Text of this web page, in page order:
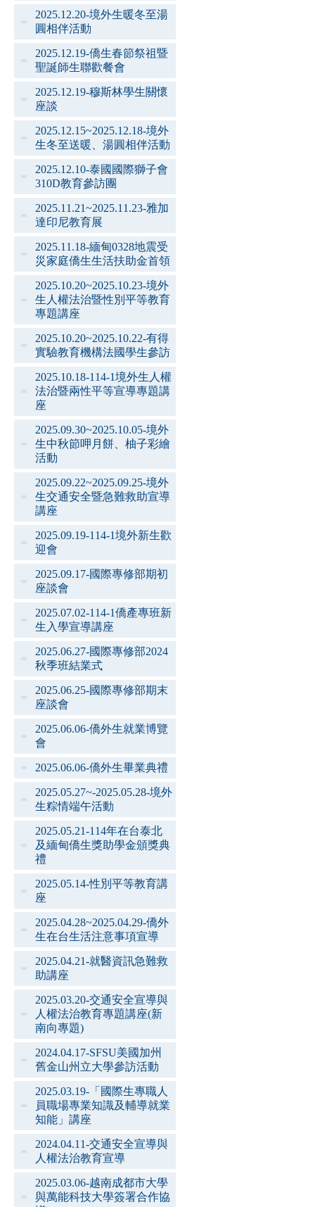
2025.12.20-境外生暖冬至湯
圓相伴活動
2025.12.19-僑生春節祭祖暨
聖誕師生聯歡餐會
2025.12.19-穆斯林學生關懷
座談
2025.12.15~2025.12.18-境外
生冬至送暖、湯圓相伴活動
2025.12.10-泰國國際獅子會
310D教育參訪團
2025.11.21~2025.11.23-雅加
達印尼教育展
2025.11.18-緬甸0328地震受
災家庭僑生生活扶助金首領
2025.10.20~2025.10.23-境外
生人權法治暨性別平等教育
專題講座
2025.10.20~2025.10.22-有得
實驗教育機構法國學生參訪
2025.10.18-114-1境外生人權
法治暨兩性平等宣導專題講
座
2025.09.30~2025.10.05-境外
生中秋節呷月餅、柚子彩繪
活動
2025.09.22~2025.09.25-境外
生交通安全暨急難救助宣導
講座
2025.09.19-114-1境外新生歡
迎會
2025.09.17-國際專修部期初
座談會
2025.07.02-114-1僑產專班新
生入學宣導講座
2025.06.27-國際專修部2024
秋季班結業式
2025.06.25-國際專修部期末
座談會
2025.06.06-僑外生就業博覽
會
2025.06.06-僑外生畢業典禮
2025.05.27~-2025.05.28-境外
生粽情端午活動
2025.05.21-114年在台泰北
及緬甸僑生獎助學金頒獎典
禮
2025.05.14-性別平等教育講
座
2025.04.28~2025.04.29-僑外
生在台生活注意事項宣導
2025.04.21-就醫資訊急難救
助講座
2025.03.20-交通安全宣導與
人權法治教育專題講座(新
南向專題)
2024.04.17-SFSU美國加州
舊金山州立大學參訪活動
2025.03.19-「國際生專職人
員職場專業知識及輔導就業
知能」講座
2024.04.11-交通安全宣導與
人權法治教育宣導
2025.03.06-越南成都市大學
與萬能科技大學簽署合作協